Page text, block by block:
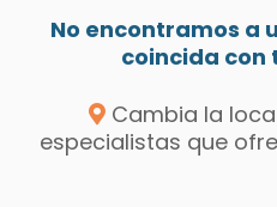
No encontramos a
coincida con
Cambia la
especialistas que